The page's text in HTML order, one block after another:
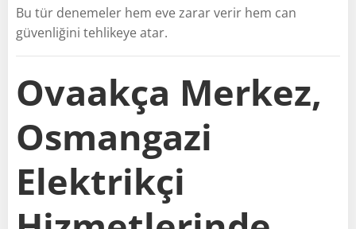
Bu tür denemeler hem eve zarar verir hem can
güvenliğini tehlikeye atar.
Ovaakça Merkez,
Osmangazi
Elektrikçi